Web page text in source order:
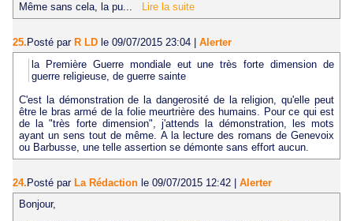
Même sans cela, la pu...
Lire la suite
25. Posté par R LD le 09/07/2015 23:04
Alerter
la Première Guerre mondiale eut une très forte dimension de
guerre religieuse, de guerre sainte
C'est la démonstration de la dangerosité de la religion, qu'elle peut
être le bras armé de la folie meurtrière des humains. Pour ce qui est
de la "très forte dimension", j'attends la démonstration, les mots
ayant un sens tout de même. A la lecture des romans de Genevoix
ou Barbusse, une telle assertion se démonte sans effort aucun.
24.Posté par La Rédaction le 09/07/2015 12:42 | Alerter
Bonjour,